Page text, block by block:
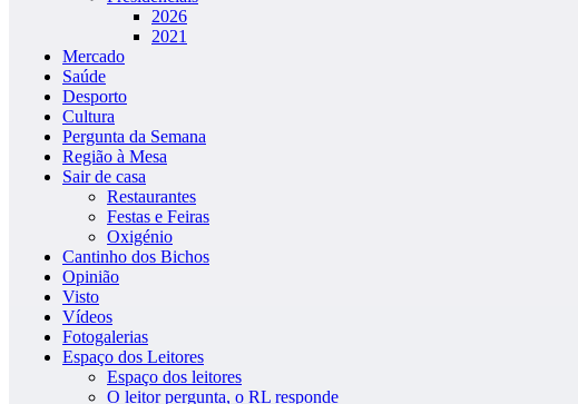
2026
2021
Mercado
Saúde
Desporto
Cultura
Pergunta da Semana
Região à Mesa
Sair de casa
Restaurantes
Festas e Feiras
Oxigénio
Cantinho dos Bichos
Opinião
Visto
Vídeos
Fotogalerias
Espaço dos Leitores
Espaço dos leitores
O leitor pergunta, o RL responde